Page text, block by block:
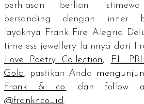
perhiasan berlian
bersanding dengan inner
layaknya Frank Fire Alegria
timeless jewellery lainnya dari
Love Poetry Collection, EL
Gold, pastikan Anda
Frank & co. dan follow
@franknco_id.